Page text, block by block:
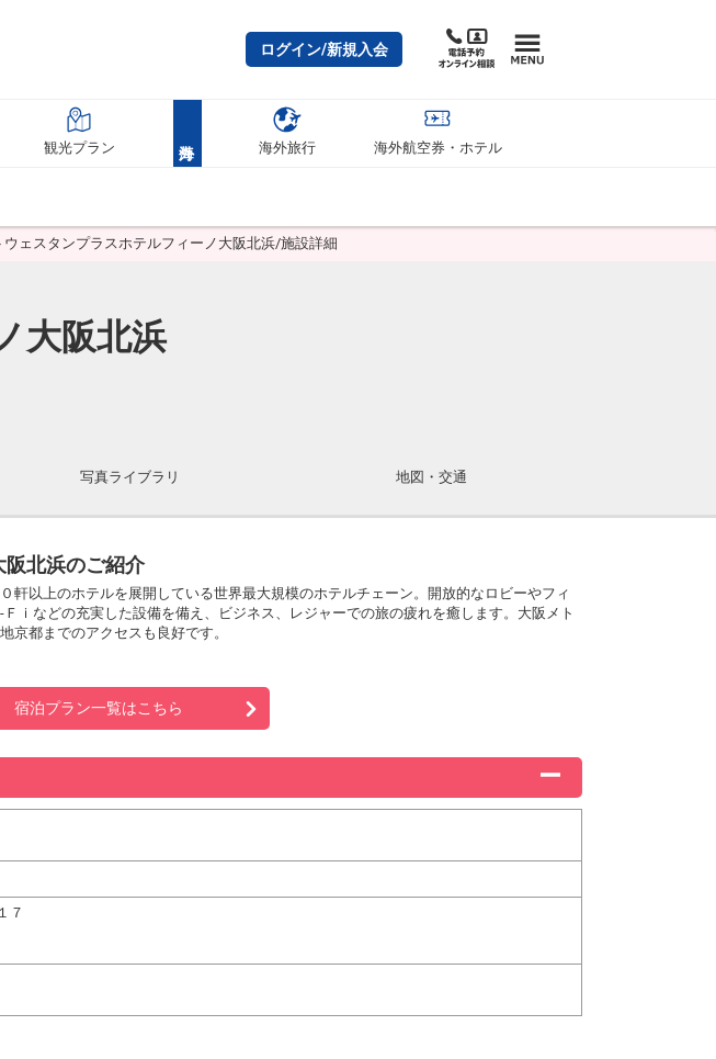
ログイン/新規入会
観光プラン 海外旅行 海外航空券・ホテル
ウェスタンプラスホテルフィーノ大阪北浜/施設詳細
大阪北浜
写真ライブラリ 地図・交通
北浜のご紹介
軒以上のホテルを展開している世界最大規模のホテルチェーン。開放的なロビーやフィ
ｉなどの充実した設備を備え、ビジネス、レジャーでの旅の疲れを癒します。大阪メト
京都までのアクセスも良好です。
宿泊プラン一覧はこちら
７